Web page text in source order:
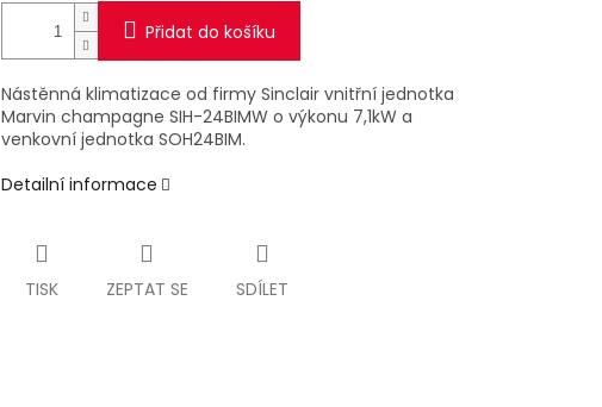
Přidat do košíku
Nástěnná klimatizace od firmy Sinclair vnitřní jednotka
Marvin champagne SIH-24BIMW o výkonu 7,1kW a
venkovní jednotka SOH24BIM.
Detailní informace
TISK ZEPTAT SE SDÍLET